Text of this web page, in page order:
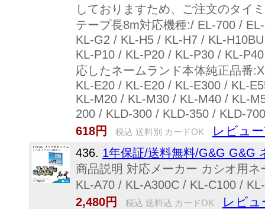
しておりますため、ご注文のタイ
テープ長8m対応機種:/ EL-700 /
KL-G2 / KL-H5 / KL-H7 / KL-
KL-P10 / KL-P20 / KL-P30 / KL-
応したネームランド本体純正品番
KL-E20 / KL-E20 / KL-E300 / KL-
KL-M20 / KL-M30 / KL-M40 / KL-
200 / KLD-300 / KLD-350 / KLD-
618円
税込 送料別 カードOK レビュ
436. 1年保証/送料無料/G&G G&G
商品説明 対応メーカー カシオ用
KL-A70 / KL-A300C / KL-C100 /
2,480円
税込 送料込 カードOK レビュ